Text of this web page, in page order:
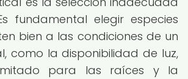
fundamental elegir especies
bien a las condiciones de un
como la disponibilidad de luz,
para las raíces y la